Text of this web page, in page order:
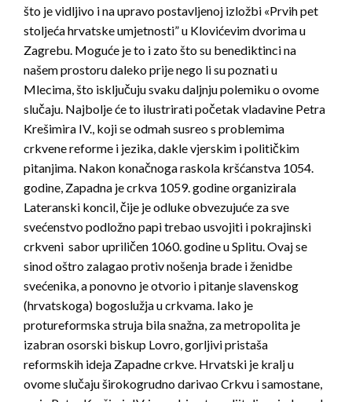
što je vidljivo i na upravo postavljenoj izložbi «Prvih pet
stoljeća hrvatske umjetnosti” u Klovićevim dvorima u
Zagrebu. Moguće je to i zato što su benediktinci na
našem prostoru daleko prije nego li su poznati u
Mlecima, što isključuju svaku daljnju polemiku o ovome
slučaju. Najbolje će to ilustrirati početak vladavine Petra
Krešimira IV., koji se odmah susreo s problemima
crkvene reforme i jezika, dakle vjerskim i političkim
pitanjima. Nakon konačnoga raskola kršćanstva 1054.
godine, Zapadna je crkva 1059. godine organizirala
Lateranski koncil, čije je odluke obvezujuće za sve
svećenstvo podložno papi trebao usvojiti i pokrajinski
crkveni sabor upriličen 1060. godine u Splitu. Ovaj se
sinod oštro zalagao protiv nošenja brade i ženidbe
svećenika, a ponovno je otvorio i pitanje slavenskog
(hrvatskoga) bogoslužja u crkvama. Iako je
protureformska struja bila snažna, za metropolita je
izabran osorski biskup Lovro, gorljivi pristaša
reformskih ideja Zapadne crkve. Hrvatski je kralj u
ovome slučaju širokogrudno darivao Crkvu i samostane,